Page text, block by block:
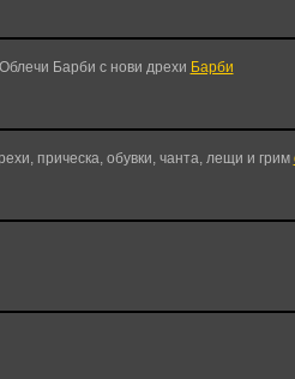
Барби с нови дрехи Барби
прическа, обувки, чанта, лещи и грим